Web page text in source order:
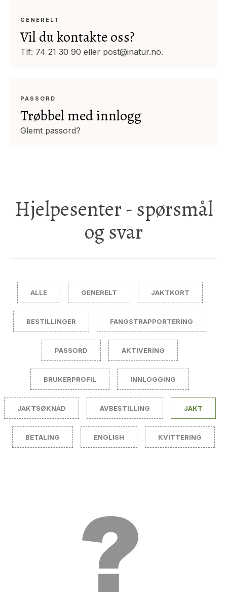
GENERELT
Vil du kontakte oss?
Tlf: 74 21 30 90 eller post@inatur.no.
PASSORD
Trøbbel med innlogg
Glemt passord?
Hjelpesenter - spørsmål
og svar
ALLE GENERELT JAKTKORT
BESTILLINGER FANGSTRAPPORTERING
PASSORD AKTIVERING
BRUKERPROFIL INNLOGGING
JAKTSØKNAD AVBESTILLING JAKT
BETALING ENGLISH KVITTERING